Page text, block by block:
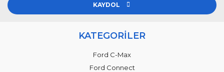
KAYDOL
KATEGORİLER
Ford C-Max
Ford Connect